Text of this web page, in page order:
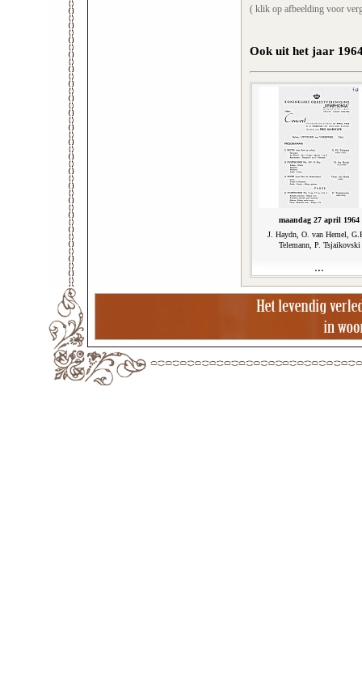
( klik op afbeelding voor
Ook uit het jaar
maandag 27 april 1964
J. Haydn, O. van Hemel,
Telemann, P. Tsjaikovski